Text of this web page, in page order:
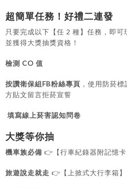
超簡單任務！好禮二連發
只要完成以下【任 2 種】任務，即可
並獲得大獎抽獎資格！
檢測 CO 值
按讚衛保組FB粉絲專頁 ，使用防菸
方貼文留言拒菸宣誓
填寫線上菸害認知問卷
大獎等你抽
機車族必備 👉【行車紀錄器附記憶卡
旅遊說走就走 👉【上掀式大行李箱】